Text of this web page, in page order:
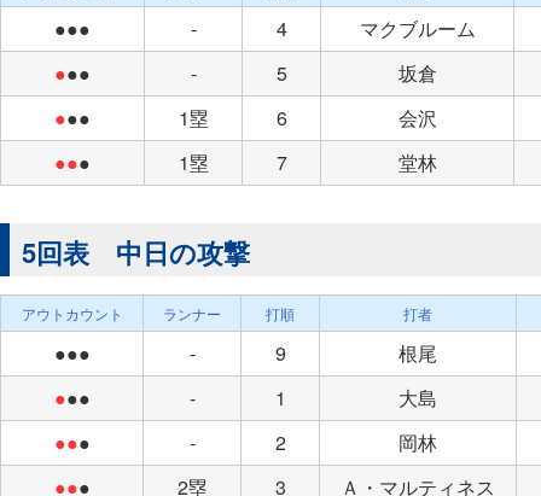
●●● - 4
マクブルーム
●●● - 5
坂倉
●●● 1塁 6
会沢
●●● 1塁 7 堂林
5回表 中日の攻撃
アウトカウント ランナー 打順 打者
●●● - 9
根尾
●●● - 1
大島
●●● - 2
岡林
●●● 2塁 3 Ａ・マルティネス